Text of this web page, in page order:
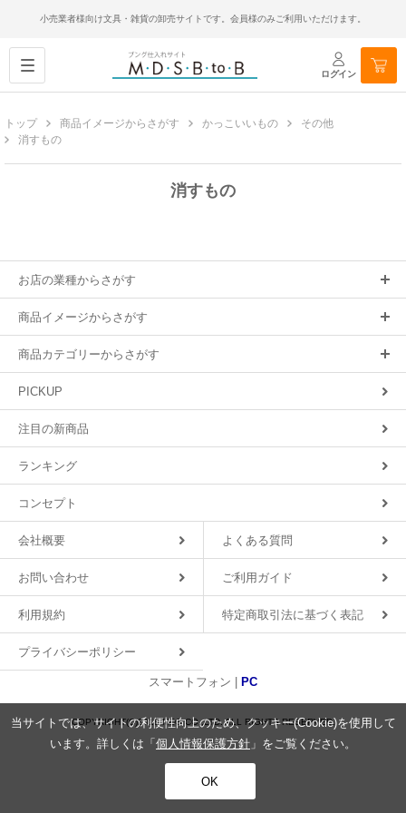
小売業者様向け文具・雑貨の卸売サイトです。会員様のみご利用いただけます。
ログイン
トップ 商品イメージからさがす かっこいいもの
その他
消すもの
消すもの
お店の業種からさがす
商品イメージからさがす
商品カテゴリーからさがす
PICKUP
注目の新商品
ランキング
コンセプト
会社概要 よくある質問
お問い合わせ ご利用ガイド
利用規約 特定商取引法に基づく表記
プライバシーポリシー
スマートフォン | PC
COPYRIGHT(C)2018 MDS CO.,LTD. ALL RIGHTS RESERVED.
当サイトでは、サイトの利便性向上のため、クッキー(Cookie)を使用して
います。詳しくは「 個人情報保護方針 」をご覧ください。
OK